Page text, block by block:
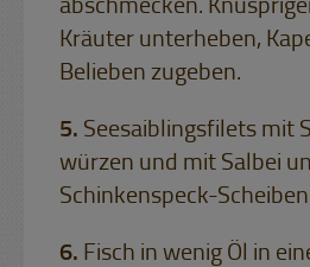
abschmecken.
Kräuter unterheben,
Belieben zugeben.
Seesaiblingsfilets mit
würzen und mit Salbei
Schinkenspeck-
Fisch in wenig Öl in